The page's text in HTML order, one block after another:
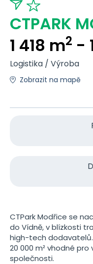
CTPARK
1 418 m2 -
Logistika / Výroba
Zobrazit na mapě
CTPark Modřice se
do Vídně, v blízkosti
high-tech dodavatelů.
20 000 m² vhodné
společnosti.